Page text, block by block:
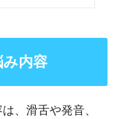
内容
、滑舌や発音、